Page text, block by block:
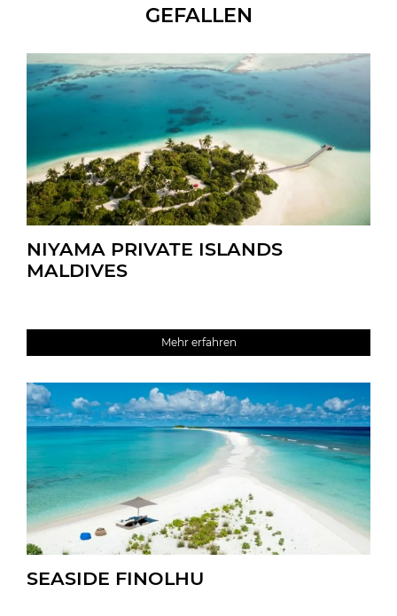
GEFALLEN
NIYAMA PRIVATE ISLANDS
MALDIVES
Mehr erfahren
SEASIDE FINOLHU